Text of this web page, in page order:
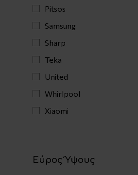
Pitsos
Samsung
Sharp
Teka
United
Whirlpool
Xiaomi
Εύρος Ύψους